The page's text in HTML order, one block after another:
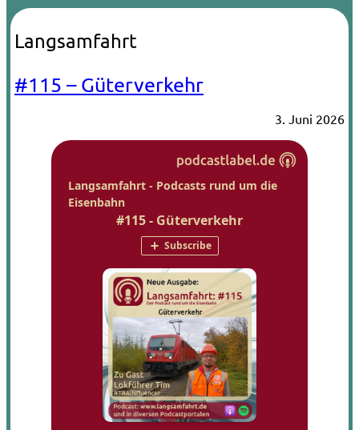
Langsamfahrt
#115 – Güterverkehr
3. Juni 2026